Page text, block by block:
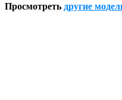
Просмотреть другие